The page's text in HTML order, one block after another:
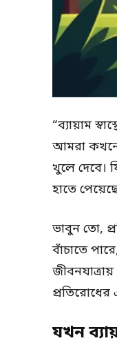
“ব্যায়াম
আমরা কখনো
খুলে দেবে।
হাতে
ভাবুন তো,
বাঁচাতে
প্রতিরোধের
যখন